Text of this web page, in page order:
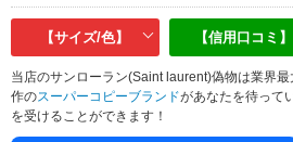
【サイズ/色】 【信用口コミ】
当店のサンローラン(Saint laurent)偽物は業界
作のスーパーコピーブランドがあなたを待って
を受けることができます！